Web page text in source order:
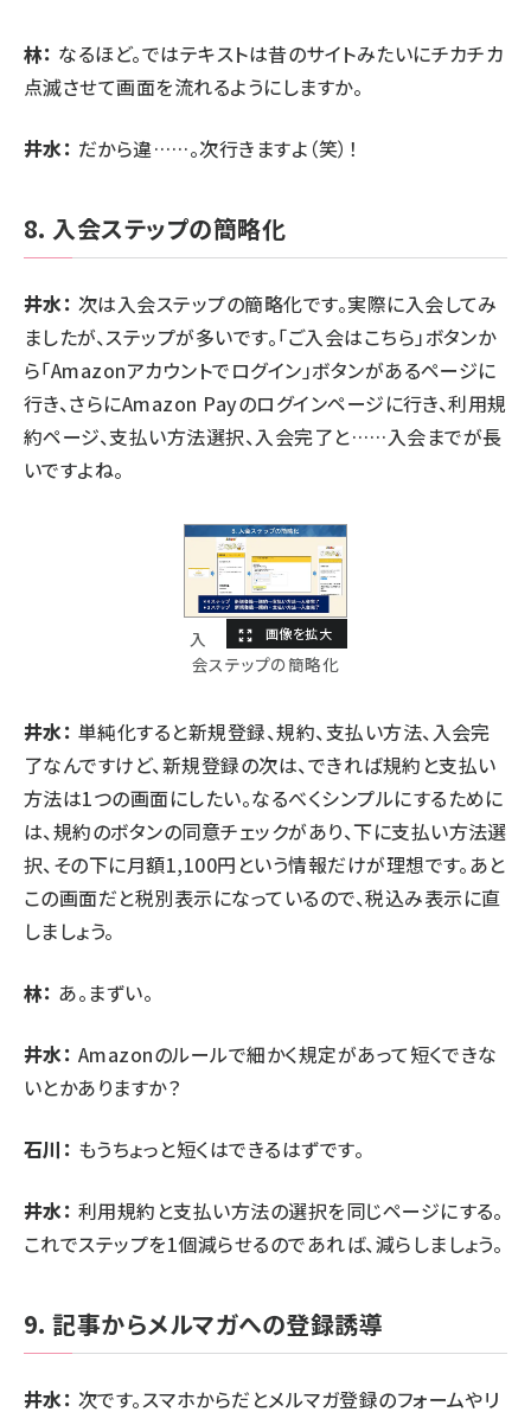
林： なるほど。ではテキストは昔のサイトみたいにチカチカ
点滅させて画面を流れるようにしますか。
井水： だから違……。次行きますよ（笑）！
8. 入会ステップの簡略化
井水： 次は入会ステップの簡略化です。実際に入会してみ
ましたが、ステップが多いです。「ご入会はこちら」ボタンか
ら「Amazonアカウントでログイン」ボタンがあるページに
行き、さらにAmazon Payのログインページに行き、利用規
約ページ、支払い方法選択、入会完了と……入会までが長
いですよね。
入
会ステップの簡略化
井水： 単純化すると新規登録、規約、支払い方法、入会完
了なんですけど、新規登録の次は、できれば規約と支払い
方法は1つの画面にしたい。なるべくシンプルにするために
は、規約のボタンの同意チェックがあり、下に支払い方法選
択、その下に月額1,100円という情報だけが理想です。あと
この画面だと税別表示になっているので、税込み表示に直
しましょう。
林： あ。まずい。
井水： Amazonのルールで細かく規定があって短くできな
いとかありますか？
石川： もうちょっと短くはできるはずです。
井水： 利用規約と支払い方法の選択を同じページにする。
これでステップを1個減らせるのであれば、減らしましょう。
9. 記事からメルマガへの登録誘導
井水： 次です。スマホからだとメルマガ登録のフォームやリ